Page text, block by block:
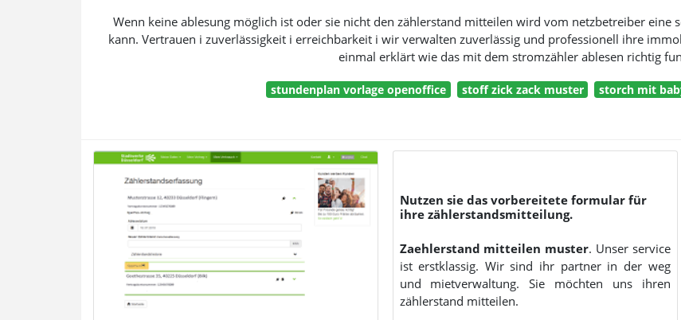
Wenn keine ablesung möglich ist oder sie nicht den zählerstand mitteilen wird vom netzbetreiber eine
kann. Vertrauen i zuverlässigkeit i erreichbarkeit i wir verwalten zuverlässig und professionell ihre
einmal erklärt wie das mit dem stromzähler ablesen richtig
stundenplan vorlage openoffice stoff zick zack muster storch mit
Nutzen sie das vorbereitete formular für
ihre zählerstandsmitteilung.
Zaehlerstand mitteilen muster. Unser service
ist erstklassig. Wir sind ihr partner in der weg
und mietverwaltung. Sie möchten uns ihren
zählerstand mitteilen.